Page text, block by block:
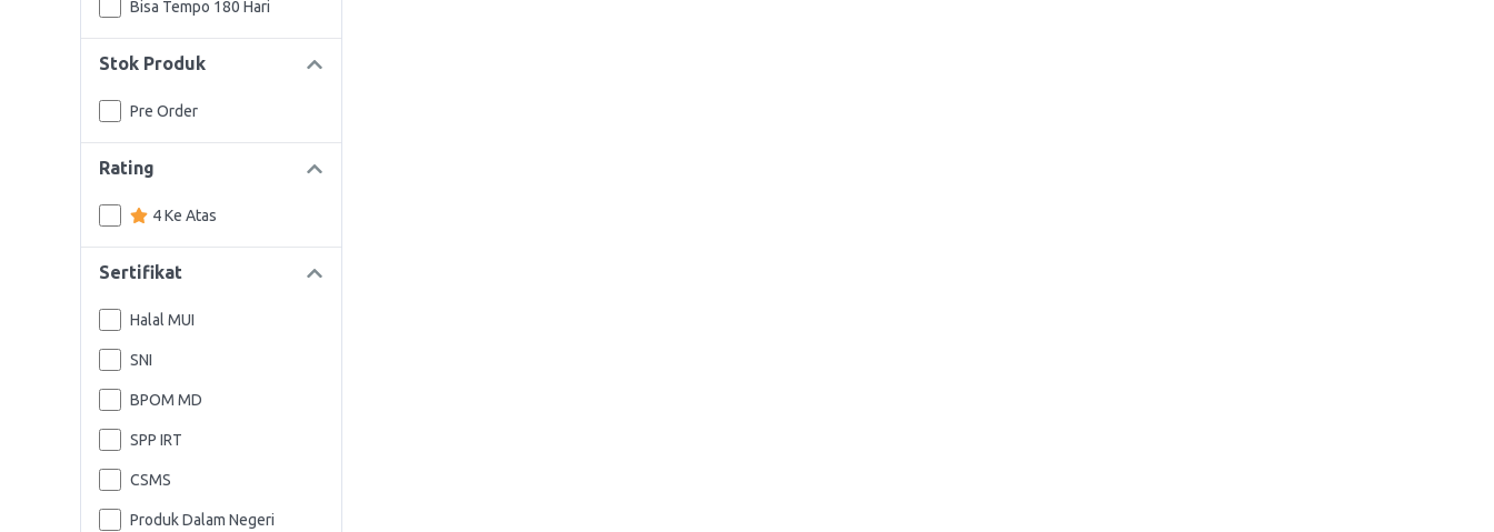
Bisa Tempo 180 Hari
Stok Produk
Pre Order
Rating
4 Ke Atas
Sertifikat
Halal MUI
SNI
BPOM MD
SPP IRT
CSMS
Produk Dalam Negeri